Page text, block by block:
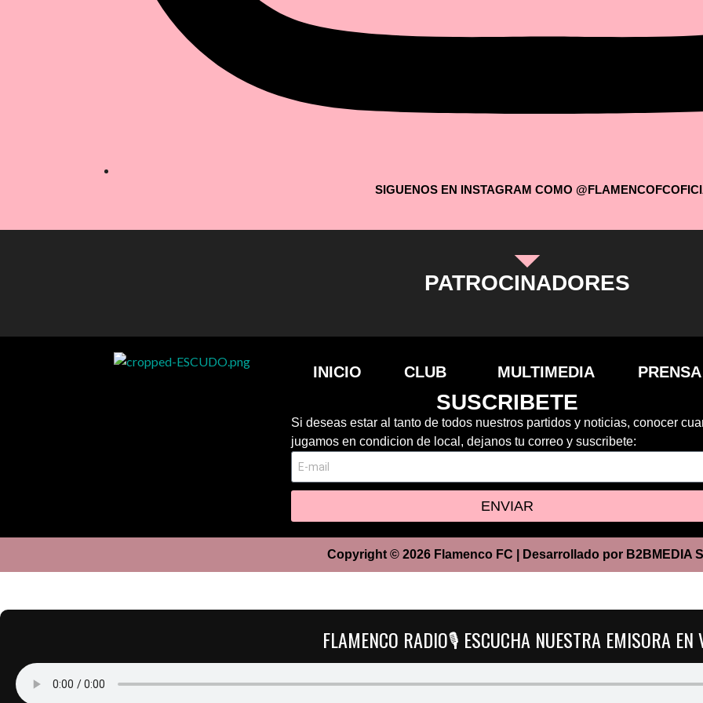
SIGUENOS EN INSTAGRAM COMO
PATROCINADORES
INICIO CLUB MULTIMEDIA PRENSA
SUSCRIBETE
Si deseas estar al tanto de todos nuestros partidos y noticias, conocer
jugamos en condicion de local, dejanos tu correo y suscribete:
ENVIAR
Copyright © 2026 Flamenco FC | Desarrollado por B2BMEDIA
FLAMENCO RADIO🎙️ ESCUCHA NUESTRA EMISORA EN